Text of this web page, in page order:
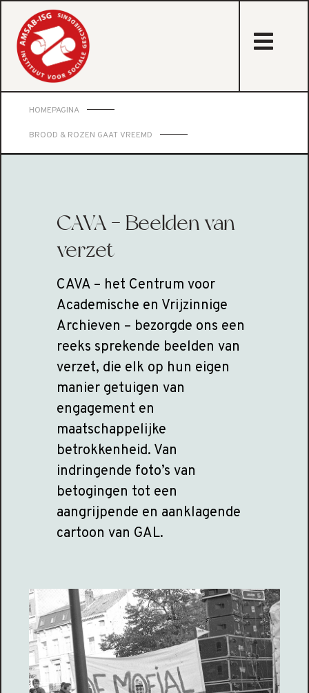
HOMEPAGINA
BROOD & ROZEN GAAT VREEMD
CAVA - Beelden van
verzet
CAVA – het Centrum voor
Academische en Vrijzinnige
Archieven – bezorgde ons een
reeks sprekende beelden van
verzet, die elk op hun eigen
manier getuigen van
engagement en
maatschappelijke
betrokkenheid. Van
indringende foto’s van
betogingen tot een
aangrijpende en aanklagende
cartoon van GAL.